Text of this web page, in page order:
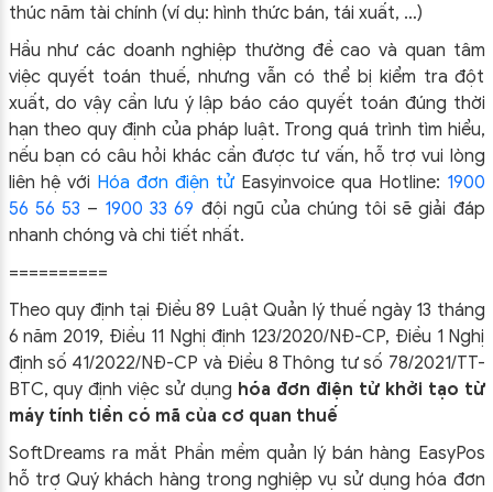
thúc năm tài chính (ví dụ: hình thức bán, tái xuất, …)
Hầu như các doanh nghiệp thường đề cao và quan tâm
việc quyết toán thuế, nhưng vẫn có thể bị kiểm tra đột
xuất, do vậy cần lưu ý lập báo cáo quyết toán đúng thời
hạn theo quy định của pháp luật. Trong quá trình tìm hiểu,
nếu bạn có câu hỏi khác cần được tư vấn, hỗ trợ vui lòng
liên hệ với Hóa đơn điện tửEasyinvoicequa Hotline: 1900
56 56 53 – 1900 33 69 đội ngũ của chúng tôi sẽ giải đáp
nhanh chóng và chi tiết nhất.
==========
Theo quy định tại Điều 89 Luật Quản lý thuế ngày 13 tháng
6 năm 2019, Điều 11 Nghị định 123/2020/NĐ-CP, Điều 1 Nghị
định số 41/2022/NĐ-CP và Điều 8 Thông tư số 78/2021/TT-
BTC, quy định việc sử dụng hóa đơn điện tử khởi tạo từ
máy tính tiền có mã của cơ quan thuế
SoftDreams ra mắt Phần mềm quản lý bán hàng EasyPos
hỗ trợ Quý khách hàng trong nghiệp vụ sử dụnghóa đơn